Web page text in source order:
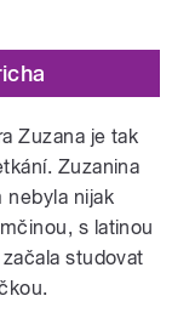
Zuzana je tak
Zuzanina
nijak
s latinou
studovat